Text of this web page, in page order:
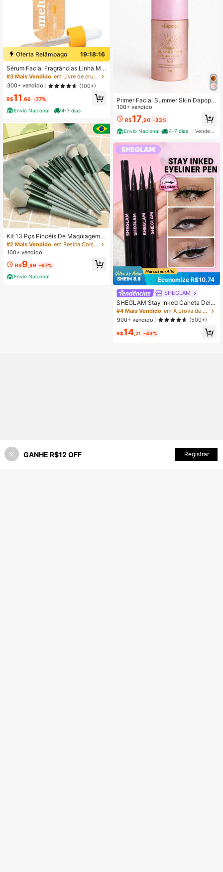
Oferta Relâmpago
19:18:15
Sérum Facial Fragrâncias Linha Mel
u Ruby By Rose 30ml RR4000
#3 Mais Vendido
em Livre de crueldade Séruns e Tratamento Facial
300+ vendido
(100+)
R$11 ,66 -77%
Envio Nacional
4-7 dias
Kit 13 Pçs Pincéis De Maquiagem C
ontorno Kabuki Profissional
#2 Mais Vendido
em Resina Conjuntos De Pincéis
100+ vendido
R$9 ,99 -67%
Envio Nacional
Primer Facial Summer Skin Dapop E
feito Radiante Rose e Bronzer Ilumi
nador Pele Uniforme Acabamento N
atural
100+ vendido
R$17 ,90 -33%
Envio Nacional
4-7 dias
Economize R$10,74
SHEGLAM
SHEGLAM Stay Inked Caneta Delin
eadora à Prova D'ÁGua - Black Mar
ca De Beleza CosméTicos Maquiag
em Para Mulheres E Meninas
#4 Mais Vendido
em À prova de manchas Delineadores
900+ vendido
(500+)
R$14 ,21 -43%
42% OFF! ADICIONAR AO CARRINHO
GANHE R$12 OFF Registrar